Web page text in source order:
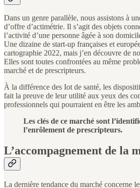
Dans un genre parallèle, nous assistons à
d’offre d’actimétrie. Il s’agit des objets
l’activité d’une personne âgée à son
Une dizaine de start-up françaises et
cartographie 2022, mais j’en découvre de
Elles sont toutes confrontées au même
marché et de prescripteurs.
À la différence des Iot de santé, les
fait la preuve de leur utilité aux yeux des
professionnels qui pourraient en être les
Les clés de ce marché sont
l’enrôlement de prescripteurs.
L’accompagnement de la
La dernière tendance du marché concerne